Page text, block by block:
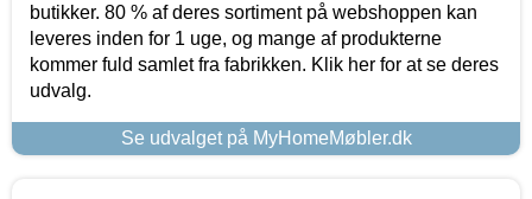
butikker. 80 % af deres sortiment på webshoppen kan
leveres inden for 1 uge, og mange af produkterne
kommer fuld samlet fra fabrikken. Klik her for at se deres
udvalg.
Se udvalget på MyHomeMøbler.dk